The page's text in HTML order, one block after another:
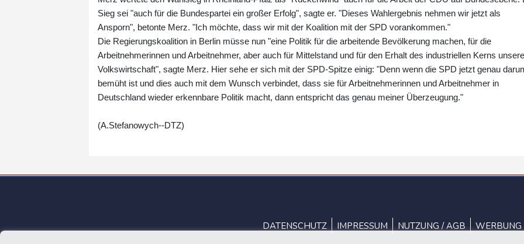
Sieg sei "auch für die Bundespartei ein großer Erfolg", sagte er. "Dieses Wahlergebnis nehmen wir jetzt als
Ansporn", betonte Merz. "Ich möchte, dass wir mit der Koalition mit der SPD vorankommen."
Die Regierungskoalition in Berlin müsse nun "eine Politik für die arbeitende Bevölkerung machen, für die
Arbeitnehmerinnen und Arbeitnehmer, aber auch für Mittelstand und für den Erhalt des industriellen Kerns
Volkswirtschaft", sagte Merz. Hier sehe er sich mit der SPD-Spitze einig: "Denn wenn die SPD jetzt genau
bemüht ist und dies auch mit dem Wunsch verbindet, dass sie für Arbeitnehmerinnen und Arbeitnehmer in
Deutschland wieder erkennbare Politik macht, dann entspricht das genau meiner Überzeugung."
(A.Stefanowych--DTZ)
DATENSCHUTZ IMPRESSUM NUTZUNG / AGB WERBUNG